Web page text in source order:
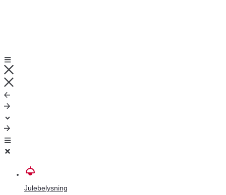
Julebelysning